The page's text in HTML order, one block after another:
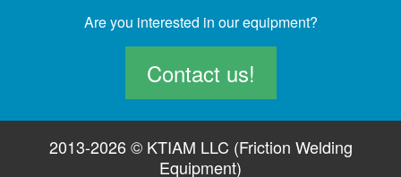
Are you interested in our equipment?
Contact us!
2013-2026 © KTIAM LLC (Friction Welding
Equipment)